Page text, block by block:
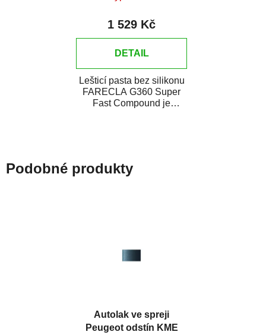
1 529 Kč
DETAIL
Lešticí pasta bez silikonu
FARECLA G360 Super
Fast Compound je
Podobné produkty
Autolak ve spreji
Peugeot odstín KME